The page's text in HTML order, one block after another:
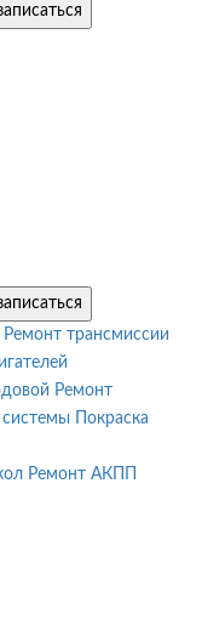
Ремонт трансмиссии
Ремонт
Покраска
Ремонт АКПП